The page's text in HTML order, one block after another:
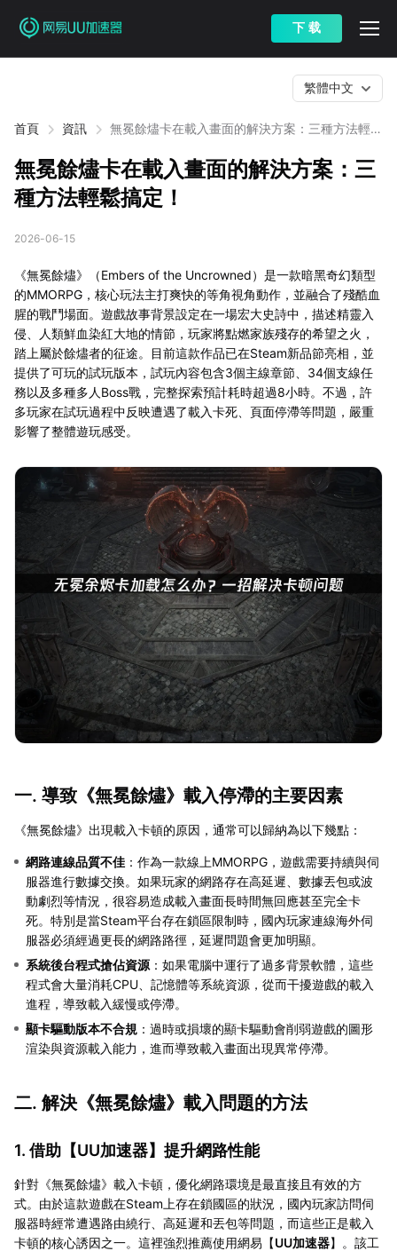
下 载
首頁 資訊
無冕餘燼卡在載入畫面的解決方案：三種方法輕鬆
繁體中文
無冕餘燼卡在載入畫面的解決方案：三
種方法輕鬆搞定！
2026-06-15
《無冕餘燼》（Embers of the Uncrowned）是一款暗黑奇幻類型
的MMORPG，核心玩法主打爽快的等角視角動作，並融合了殘酷血
腥的戰鬥場面。遊戲故事背景設定在一場宏大史詩中，描述精靈入
侵、人類鮮血染紅大地的情節，玩家將點燃家族殘存的希望之火，
踏上屬於餘燼者的征途。目前這款作品已在Steam新品節亮相，並
提供了可玩的試玩版本，試玩內容包含3個主線章節、34個支線任
務以及多種多人Boss戰，完整探索預計耗時超過8小時。不過，許
多玩家在試玩過程中反映遭遇了載入卡死、頁面停滯等問題，嚴重
影響了整體遊玩感受。
一. 導致《無冕餘燼》載入停滯的主要因素
《無冕餘燼》出現載入卡頓的原因，通常可以歸納為以下幾點：
網路連線品質不佳 ：作為一款線上MMORPG，遊戲需要持續與伺
服器進行數據交換。如果玩家的網路存在高延遲、數據丟包或波
動劇烈等情況，很容易造成載入畫面長時間無回應甚至完全卡
死。特別是當Steam平台存在鎖區限制時，國內玩家連線海外伺
服器必須經過更長的網路路徑，延遲問題會更加明顯。
系統後台程式搶佔資源 ：如果電腦中運行了過多背景軟體，這些
程式會大量消耗CPU、記憶體等系統資源，從而干擾遊戲的載入
進程，導致載入緩慢或停滯。
顯卡驅動版本不合規 ：過時或損壞的顯卡驅動會削弱遊戲的圖形
渲染與資源載入能力，進而導致載入畫面出現異常停滯。
二. 解決《無冕餘燼》載入問題的方法
1. 借助【UU加速器】提升網路性能
針對《無冕餘燼》載入卡頓，優化網路環境是最直接且有效的方
式。由於這款遊戲在Steam上存在鎖國區的狀況，國內玩家訪問伺
服器時經常遭遇路由繞行、高延遲和丟包等問題，而這些正是載入
卡頓的核心誘因之一。這裡強烈推薦使用網易【UU加速器】。該工